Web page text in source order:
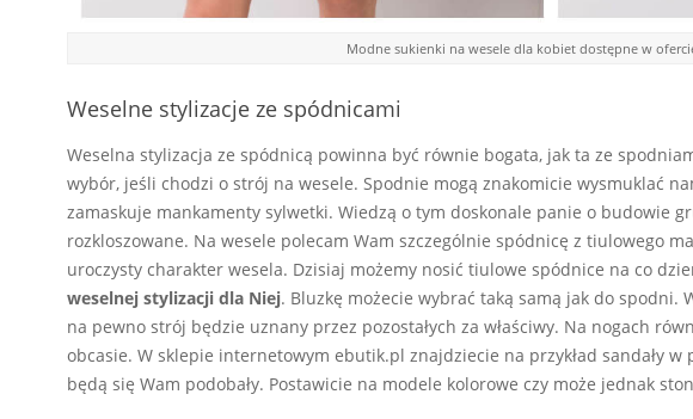
Modne sukienki na wesele dla kobiet dostępne w
Weselne stylizacje ze spódnicami
Weselna stylizacja ze spódnicą powinna być równie bogata, jak ta ze
wybór, jeśli chodzi o strój na wesele. Spodnie mogą znakomicie wysmuklać
zamaskuje mankamenty sylwetki. Wiedzą o tym doskonale panie o budowie
rozkloszowane. Na wesele polecam Wam szczególnie spódnicę z tiulowego
uroczysty charakter wesela. Dzisiaj możemy nosić tiulowe spódnice na co
weselnej stylizacji dla Niej. Bluzkę możecie wybrać taką samą jak do spodni.
na pewno strój będzie uznany przez pozostałych za właściwy. Na nogach
obcasie. W sklepie internetowym ebutik.pl znajdziecie na przykład sandały
będą się Wam podobały. Postawicie na modele kolorowe czy może jednak